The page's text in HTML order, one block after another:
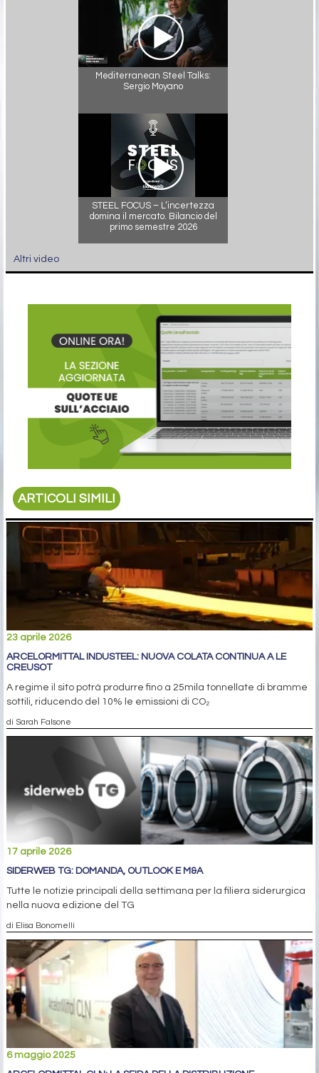
Mediterranean Steel Talks:
Sergio Moyano
STEEL FOCUS – L’incertezza
domina il mercato. Bilancio del
primo semestre 2026
Altri video
ARTICOLI SIMILI
23 aprile 2026
ARCELORMITTAL INDUSTEEL: NUOVA COLATA CONTINUA A LE
CREUSOT
A regime il sito potrà produrre fino a 25mila tonnellate di bramme
sottili, riducendo del 10% le emissioni di CO₂
di Sarah Falsone
17 aprile 2026
SIDERWEB TG: DOMANDA, OUTLOOK E M&A
Tutte le notizie principali della settimana per la filiera siderurgica
nella nuova edizione del TG
di Elisa Bonomelli
6 maggio 2025